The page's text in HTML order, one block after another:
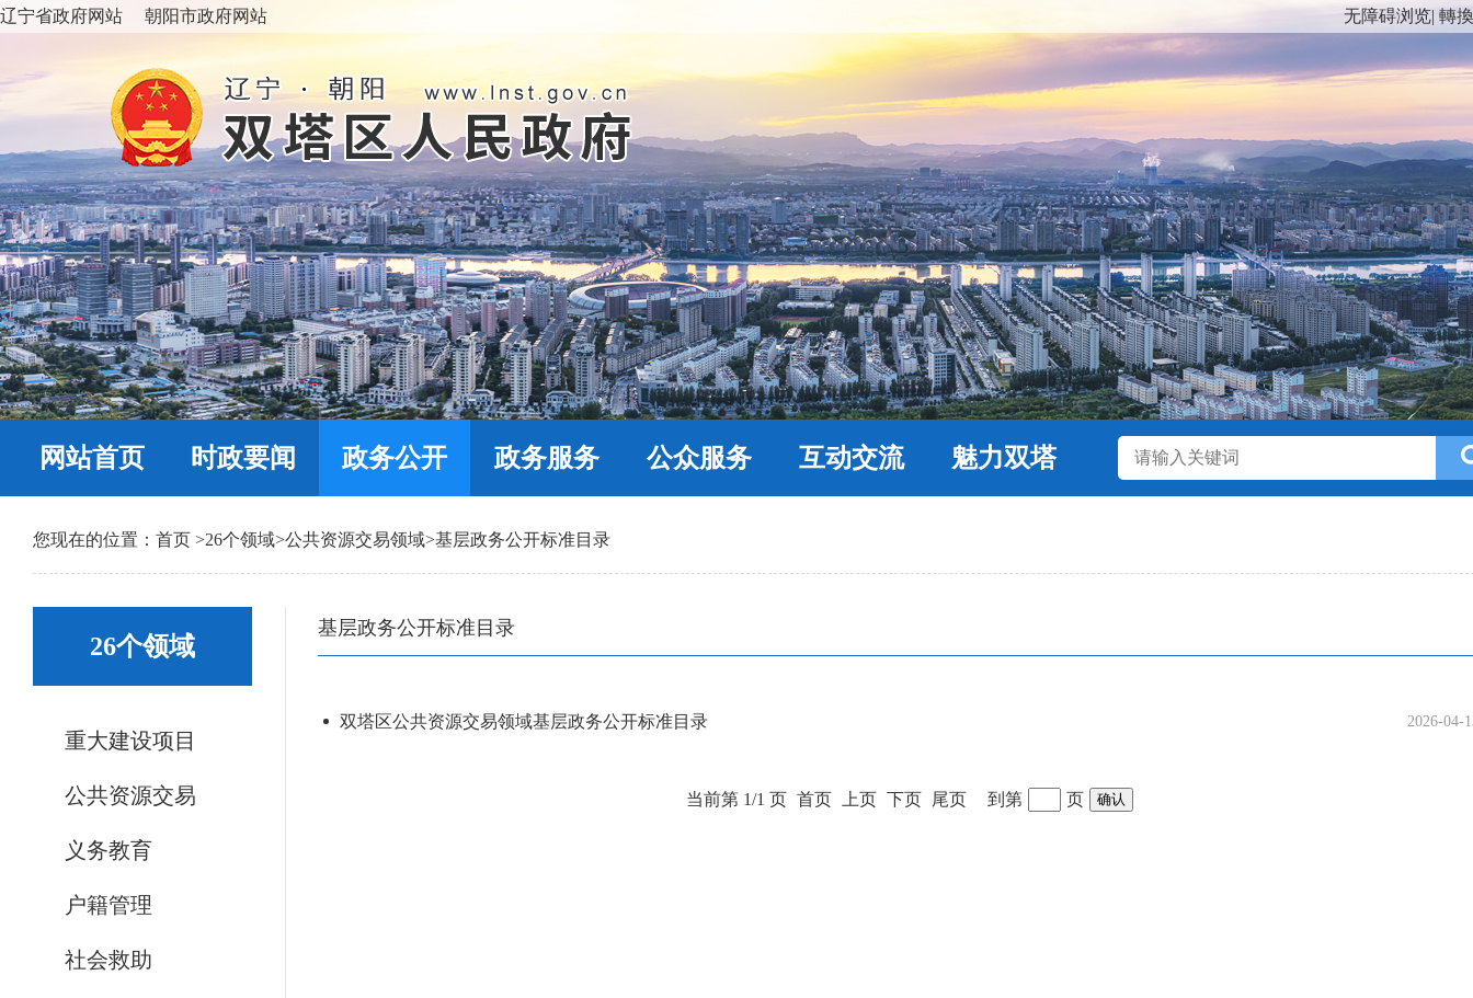
辽宁省政府网站 朝阳市政府网站 无障碍浏览| 轉
网站首页 时政要闻 政务公开 政务服务 公众服务 互动交流 魅力双塔
您现在的位置： 首页 >26个领域>公共资源交易领域>基层政务公开标准目录
26个领域
重大建设项目
公共资源交易
义务教育
户籍管理
社会救助
基层政务公开标准目录
双塔区公共资源交易领域基层政务公开标准目录 2026-04-
当前第 1/1 页 首页 上页 下页 尾页 到第 页